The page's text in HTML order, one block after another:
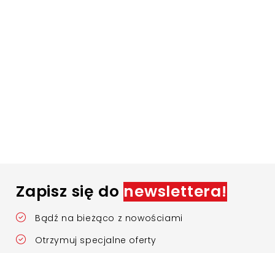
Zapisz się do newslettera!
Bądź na bieżąco z nowościami
Otrzymuj specjalne oferty